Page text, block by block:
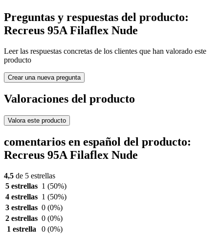
Preguntas y respuestas del producto:
Recreus 95A Filaflex Nude
Leer las respuestas concretas de los clientes que han valorado este
producto
Crear una nueva pregunta
Valoraciones del producto
Valora este producto
comentarios en español del producto:
Recreus 95A Filaflex Nude
4,5 de 5 estrellas
5 estrellas 1 (50%)
4 estrellas 1 (50%)
3 estrellas 0 (0%)
2 estrellas 0 (0%)
1 estrella
0 (0%)